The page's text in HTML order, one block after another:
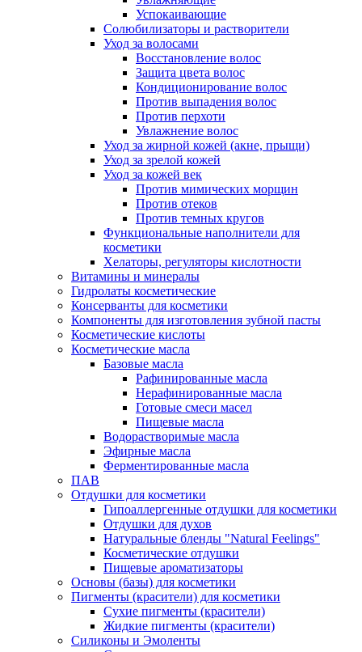
Успокаивающие
Солюбилизаторы и растворители
Уход за волосами
Восстановление волос
Защита цвета волос
Кондиционирование волос
Против выпадения волос
Против перхоти
Увлажнение волос
Уход за жирной кожей (акне, прыщи)
Уход за зрелой кожей
Уход за кожей век
Против мимических морщин
Против отеков
Против темных кругов
Функциональные наполнители для
косметики
Хелаторы, регуляторы кислотности
Витамины и минералы
Гидролаты косметические
Консерванты для косметики
Компоненты для изготовления зубной пасты
Косметические кислоты
Косметические масла
Базовые масла
Рафинированные масла
Нерафинированные масла
Готовые смеси масел
Пищевые масла
Водорастворимые масла
Эфирные масла
Ферментированные масла
ПАВ
Отдушки для косметики
Гипоаллергенные отдушки для косметики
Отдушки для духов
Натуральные бленды "Natural Feelings"
Косметические отдушки
Пищевые ароматизаторы
Основы (базы) для косметики
Пигменты (красители) для косметики
Сухие пигменты (красители)
Жидкие пигменты (красители)
Силиконы и Эмоленты